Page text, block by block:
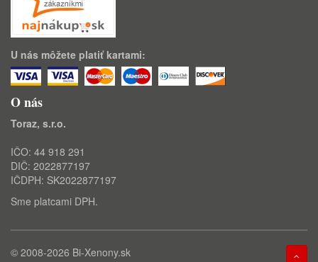
U nás môžete platiť kartami:
O nás
Toraz, s.r.o.
IČO: 44 918 291
DIČ: 2022877197
IČDPH: SK2022877197
Sme platcami DPH.
© 2008-2026 Bi-Xenony.sk